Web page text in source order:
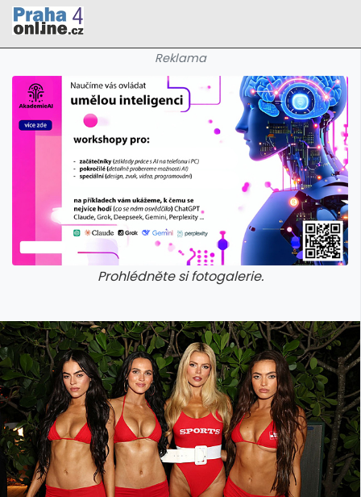
Reklama
Prohlédněte si fotogalerie.